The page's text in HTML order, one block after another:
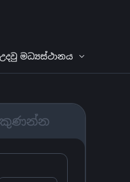
උදවු මධ්‍යස්ථානය